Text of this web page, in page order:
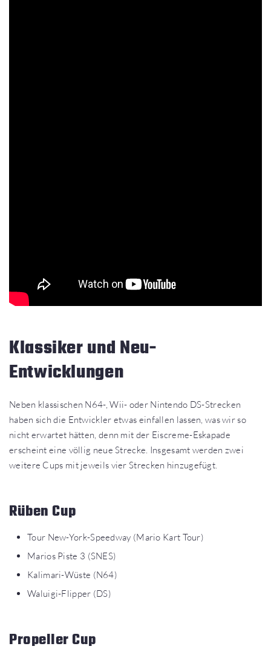
Klassiker und Neu-
Entwicklungen
Neben klassischen N64-, Wii- oder Nintendo DS-Strecken
haben sich die Entwickler etwas einfallen lassen, was wir so
nicht erwartet hätten, denn mit der Eiscreme-Eskapade
erscheint eine völlig neue Strecke. Insgesamt werden zwei
weitere Cups mit jeweils vier Strecken hinzugefügt.
Rüben Cup
Tour New-York-Speedway (Mario Kart Tour)
Marios Piste 3 (SNES)
Kalimari-Wüste (N64)
Waluigi-Flipper (DS)
Propeller Cup